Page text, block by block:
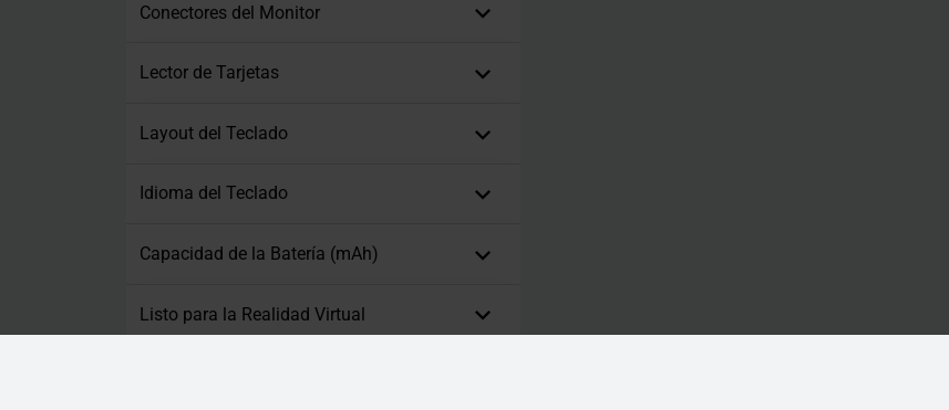
Conectores del Monitor
Lector de Tarjetas
Layout del Teclado
Idioma del Teclado
Capacidad de la Batería (mAh)
Listo para la Realidad Virtual